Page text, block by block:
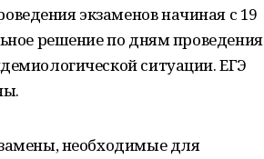
экзаменов начиная с 19
решение по дням проведения
ситуации. ЕГЭ
необходимые для